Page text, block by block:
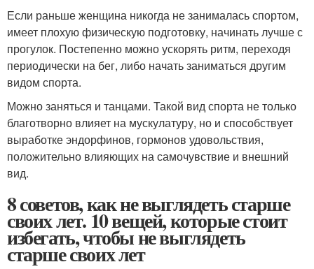
Если раньше женщина никогда не занималась спортом,
имеет плохую физическую подготовку, начинать лучше с
прогулок. Постепенно можно ускорять ритм, переходя
периодически на бег, либо начать заниматься другим
видом спорта.
Можно заняться и танцами. Такой вид спорта не только
благотворно влияет на мускулатуру, но и способствует
выработке эндорфинов, гормонов удовольствия,
положительно влияющих на самочувствие и внешний
вид.
8 советов, как не выглядеть старше
своих лет. 10 вещей, которые стоит
избегать, чтобы не выглядеть
старше своих лет